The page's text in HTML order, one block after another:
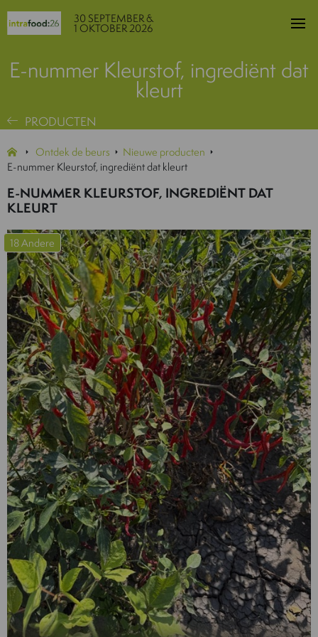
30 SEPTEMBER &
1 OKTOBER 2026
E-nummer Kleurstof, ingrediënt dat
kleurt
PRODUCTEN
Ontdek de beurs
Nieuwe producten
E-nummer Kleurstof, ingrediënt dat kleurt
E-NUMMER KLEURSTOF, INGREDIËNT DAT
KLEURT
18 Andere